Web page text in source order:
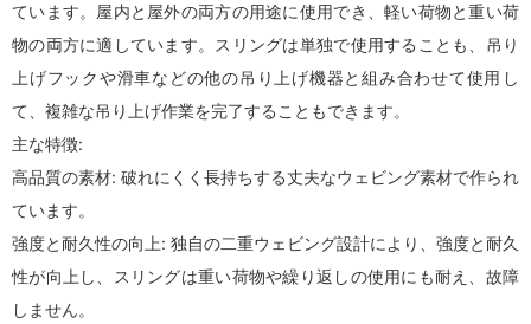
ています。屋内と屋外の両方の用途に使用でき、軽い荷物と重い荷
物の両方に適しています。スリングは単独で使用することも、吊り
上げフックや滑車などの他の吊り上げ機器と組み合わせて使用​​し
て、複雑な吊り上げ作業を完了することもできます。
主な特徴:
高品質の素材: 破れにくく長持ちする丈夫なウェビング素材で作られ
ています。
強度と耐久性の向上: 独自の二重ウェビング設計により、強度と耐久
性が向上し、スリングは重い荷物や繰り返しの使用にも耐え、故障
しません。